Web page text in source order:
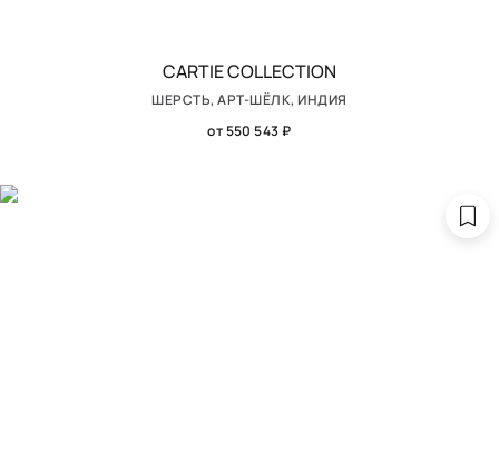
CARTIE COLLECTION
ШЕРСТЬ, АРТ-ШЁЛК, ИНДИЯ
от 550 543 ₽